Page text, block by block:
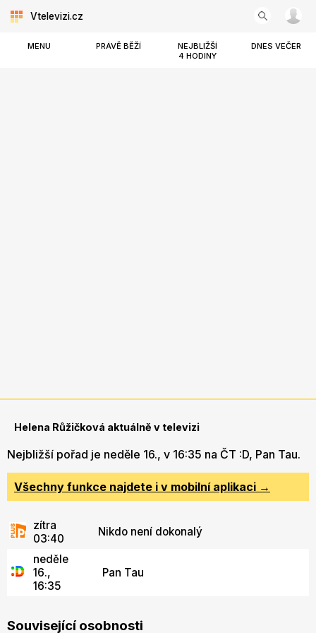
Vtelevizi.cz
MENU PRÁVĚ BĚŽÍ
NEJBLIŽŠÍ
4 HODINY
DNES VEČER
Helena Růžičková aktuálně v televizi
Nejbližší pořad je neděle 16., v 16:35 na ČT :D, Pan Tau.
Všechny funkce najdete i v mobilní aplikaci →
zítra
03:40
Nikdo není dokonalý
neděle
16.,
16:35
Pan Tau
Související osobnosti